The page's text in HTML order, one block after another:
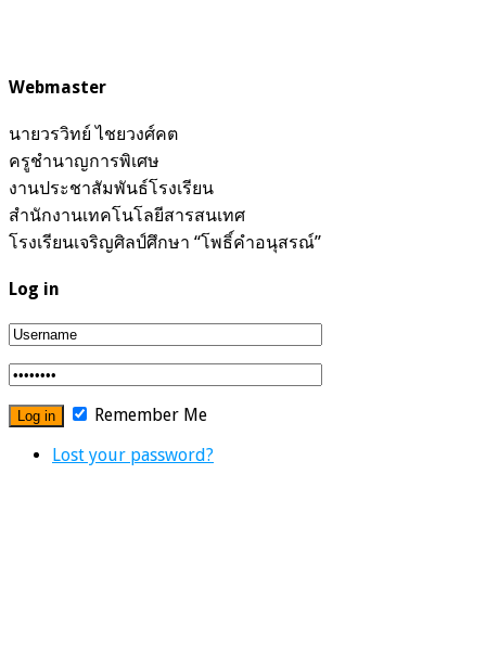
Webmaster
นายวรวิทย์ ไชยวงศ์คต
ครูชำนาญการพิเศษ
งานประชาสัมพันธ์โรงเรียน
สำนักงานเทคโนโลยีสารสนเทศ
โรงเรียนเจริญศิลป์ศึกษา “โพธิ์คำอนุสรณ์”
Log in
Remember Me
Lost your password?